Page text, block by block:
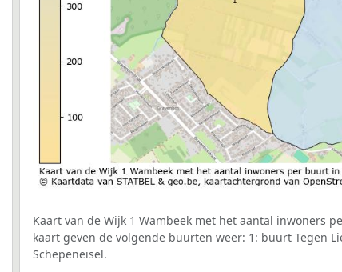
Kaart van de Wijk 1 Wambeek met het aantal inwoners
kaart geven de volgende buurten weer: 1: buurt Tegen
Schepeneisel.